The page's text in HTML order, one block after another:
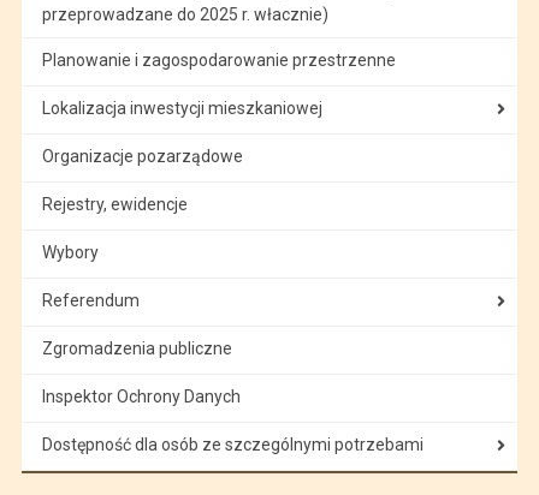
przeprowadzane do 2025 r. włacznie)
Planowanie i zagospodarowanie przestrzenne
Lokalizacja inwestycji mieszkaniowej
Organizacje pozarządowe
Rejestry, ewidencje
Wybory
Referendum
Zgromadzenia publiczne
Inspektor Ochrony Danych
Dostępność dla osób ze szczególnymi potrzebami